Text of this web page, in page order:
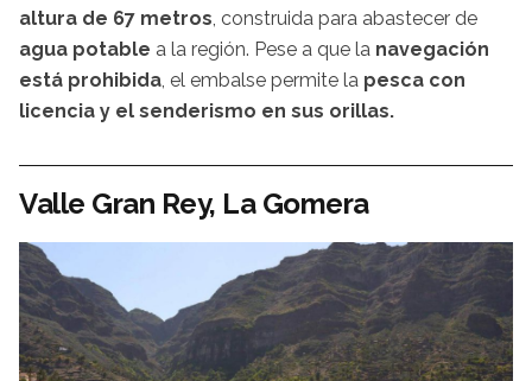
altura de 67 metros , construida para abastecer de
agua potable a la región. Pese a que la navegación
está prohibida , el embalse permite la pesca con
licencia y el senderismo en sus orillas.
Valle Gran Rey, La Gomera